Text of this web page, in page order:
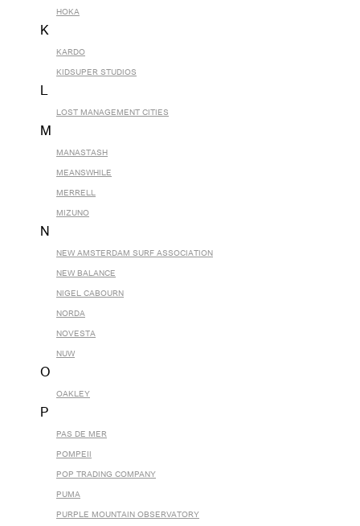
HOKA
K
KARDO
KIDSUPER STUDIOS
L
LOST MANAGEMENT CITIES
M
MANASTASH
MEANSWHILE
MERRELL
MIZUNO
N
NEW AMSTERDAM SURF ASSOCIATION
NEW BALANCE
NIGEL CABOURN
NORDA
NOVESTA
NUW
O
OAKLEY
P
PAS DE MER
POMPEII
POP TRADING COMPANY
PUMA
PURPLE MOUNTAIN OBSERVATORY